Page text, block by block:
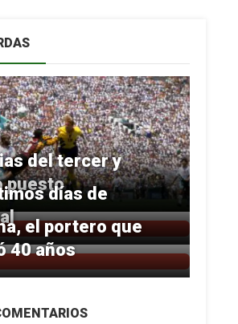
del tercer y
puestodías de
el portero que
40 años